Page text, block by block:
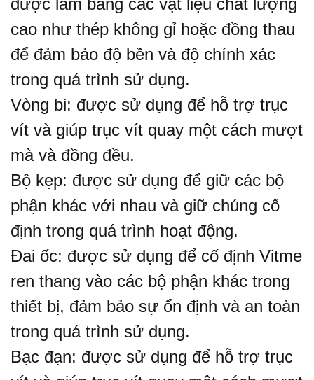
cao như thép không gỉ hoặc đồng thau
để đảm bảo độ bền và độ chính xác
trong quá trình sử dụng.
Vòng bi: được sử dụng để hỗ trợ trục
vít và giúp trục vít quay một cách mượt
mà và đồng đều.
Bộ kẹp: được sử dụng để giữ các bộ
phận khác với nhau và giữ chúng cố
định trong quá trình hoạt động.
Đai ốc: được sử dụng để cố định Vitme
ren thang vào các bộ phận khác trong
thiết bị, đảm bảo sự ổn định và an toàn
trong quá trình sử dụng.
Bạc đạn: được sử dụng để hỗ trợ trục